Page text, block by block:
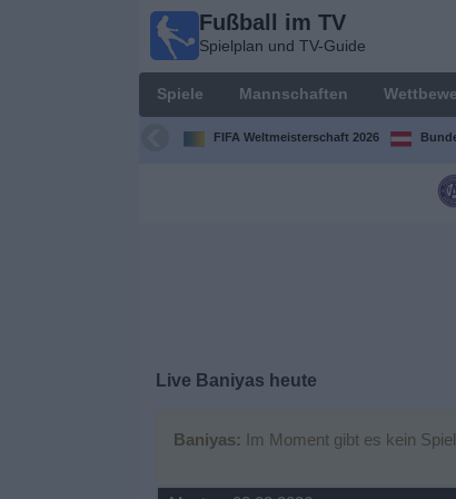
Fußball im TV
Spielplan und TV-Guide
Spiele Mannschaften
FIFA Weltmeisterschaft 2026
Live Baniyas heute
Baniyas: Im Moment gibt es kein